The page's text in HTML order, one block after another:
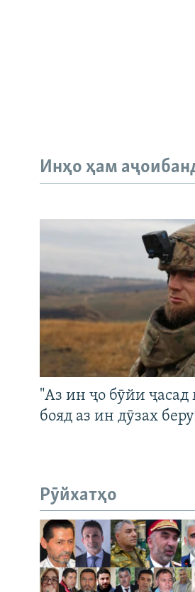
Инҳо ҳам
"Аз ин ҷо бӯйи
бояд аз ин дӯзах
Рӯйхатҳо